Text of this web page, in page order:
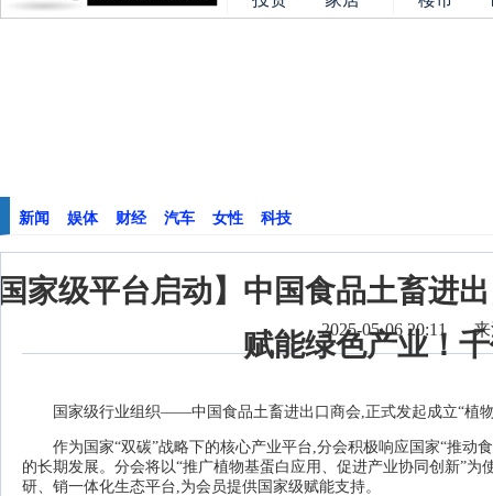
新闻 娱体 财经 汽车 女性 科技
家级平台启动】中国食品土畜进
赋能绿色产业！
2025-05-06 20:11
国家级行业组织——中国食品土畜进出口商会,正式发起成立“植
作为国家“双碳”战略下的核心产业平台,分会积极响应国家“推动
的长期发展。分会将以“推广植物基蛋白应用、促进产业协同创新”
研、销一体化生态平台,为会员提供国家级赋能支持。